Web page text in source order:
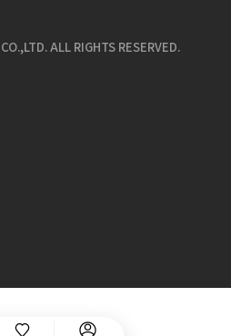
ALL RIGHTS RESERVED.